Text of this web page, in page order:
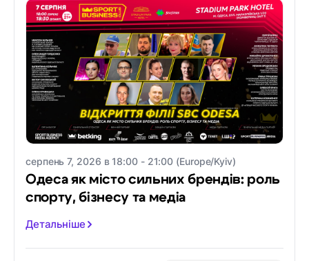
серпень 7, 2026 в 18:00 - 21:00 (Europe/Kyiv)
Одеса як місто сильних брендів: роль
спорту, бізнесу та медіа
Детальніше